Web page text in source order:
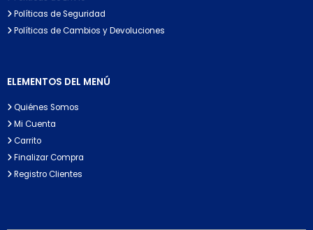
Políticas de Seguridad
Políticas de Cambios y Devoluciones
ELEMENTOS DEL MENÚ
Quiénes Somos
Mi Cuenta
Carrito
Finalizar Compra
Registro Clientes